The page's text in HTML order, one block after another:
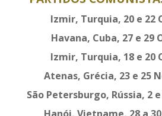
Izmir, Turquia, 20 e 22
Havana, Cuba, 27 e 29
Izmir, Turquia, 18 e 20
Atenas, Grécia, 23 e 25
São Petersburgo, Rússia, 2